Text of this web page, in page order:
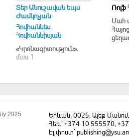
Տեր Անուշավան եպս
Ժամկոչյան
Հովհաննես
Հովհաննիսյան
«Կրոնագիտություն».
մաս 1
Ռոլֆ
Մահ
Հայոց
2025
Երևան, 0025, Ալեք
Հեռ.` +374 10 555570,
Էլ.փոստ`